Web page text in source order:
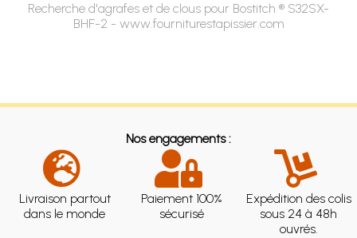
Recherche d'agrafes et de clous pour Bostitch ® S32SX-
BHF-2 - www.fourniturestapissier.com
Nos engagements :
Livraison partout
dans le monde
Paiement 100%
sécurisé
Expédition des colis
sous 24 à 48h
ouvrés.